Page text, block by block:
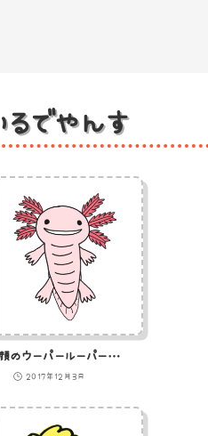
でやんす
笑顔のウーパールーパーのイラスト
2017年12月3日